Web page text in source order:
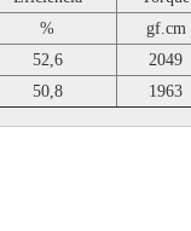
% gf.cm
52,6 2049
50,8 1963